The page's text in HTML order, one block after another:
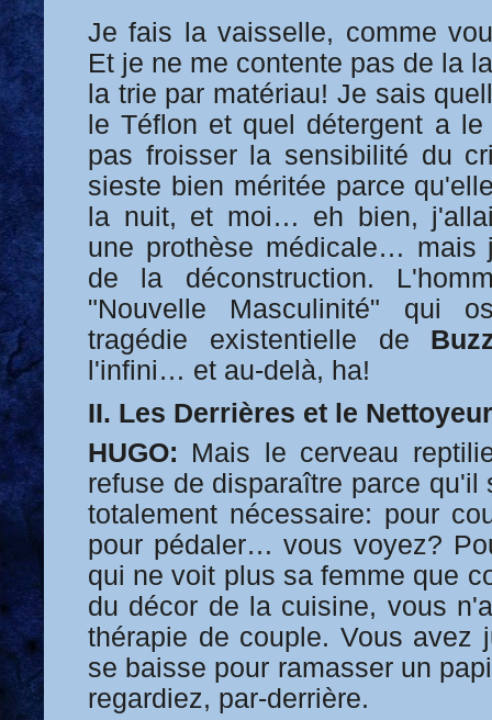
Je fais la vaisselle, comme
Et je ne me contente pas de la
la trie par matériau! Je sais
le Téflon et quel détergent a
pas froisser la sensibilité du
sieste bien méritée parce
la nuit, et moi… eh bien,
une prothèse médicale… mais
de la déconstruction.
"Nouvelle Masculinité" qui
tragédie existentielle de
l'infini… et au-delà, ha!
II. Les Derrières et le
HUGO: Mais le cerveau
refuse de disparaître parce qu'il
totalement nécessaire: pour
pour pédaler… vous voyez?
qui ne voit plus sa femme que
du décor de la cuisine, vous
thérapie de couple. Vous avez
se baisse pour ramasser un
regardiez, par-derrière.